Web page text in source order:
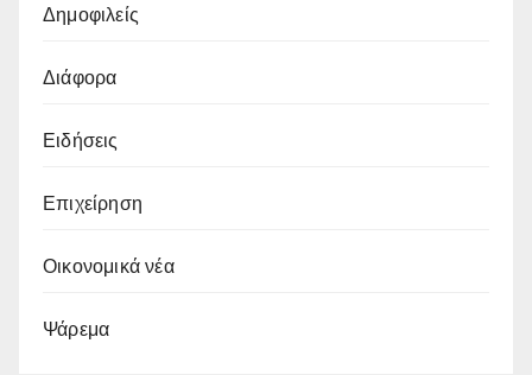
Δημοφιλείς
Διάφορα
Ειδήσεις
Επιχείρηση
Οικονομικά νέα
Ψάρεμα